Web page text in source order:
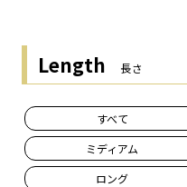
Length 長さ
すべて
ミディアム
ロング